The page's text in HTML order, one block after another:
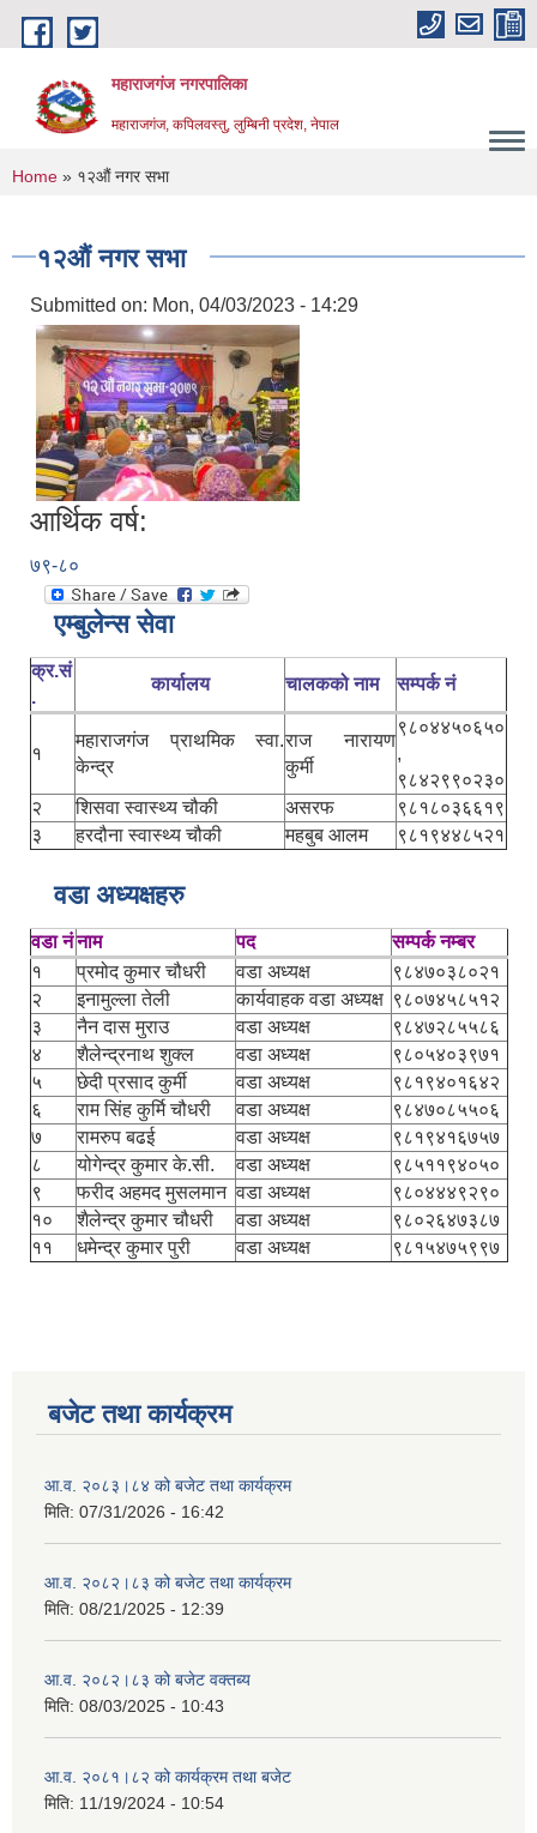
Skip to main content
महाराजगंज नगरपालिका
महाराजगंज, कपिलवस्तु, लुम्बिनी प्रदेश, नेपाल
You are here
Home » १२औं नगर सभा
१२औं नगर सभा
Submitted on: Mon, 04/03/2023 - 14:29
आर्थिक वर्ष:
७९-८०
एम्बुलेन्स सेवा
क्र.सं
.
कार्यालय चालकको नाम सम्पर्क नं
१
महाराजगंज प्राथमिक स्वा.
केन्द्र
राज नारायण
कुर्मी
९८०४४५०६५०
,
९८४२९९०२३०
२
शिसवा स्वास्थ्य चौकी असरफ
९८१८०३६६१९
३
हरदौना स्वास्थ्य चौकी महबुब आलम ९८१९४४८५२१
वडा अध्यक्षहरु
वडा नंनाम पद
सम्पर्क नम्बर
१
प्रमोद कुमार चौधरी वडा अध्यक्ष
९८४७०३८०२१
२
इनामुल्ला तेली कार्यवाहक वडा अध्यक्ष ९८०७४५८५१२
३
नैन दास मुराउ वडा अध्यक्ष
९८४७२८५५८६
४
शैलेन्द्रनाथ शुक्ल वडा अध्यक्ष
९८०५४०३९७१
५
छेदी प्रसाद कुर्मी वडा अध्यक्ष
९८१९४०१६४२
६
राम सिंह कुर्मि चौधरी वडा अध्यक्ष
९८४७०८५५०६
७
रामरुप बढई वडा अध्यक्ष
९८१९४१६७५७
८
योगेन्द्र कुमार के.सी. वडा अध्यक्ष
९८५११९४०५०
९
फरीद अहमद मुसलमान वडा अध्यक्ष
९८०४४४९२९०
१०
शैलेन्द्र कुमार चौधरी वडा अध्यक्ष
९८०२६४७३८७
११
धमेन्द्र कुमार पुरी वडा अध्यक्ष ९८१५४७५९९७
बजेट तथा कार्यक्रम
आ.व. २०८३।८४ को बजेट तथा कार्यक्रम
मिति: 07/31/2026 - 16:42
आ.व. २०८२।८३ को बजेट तथा कार्यक्रम
मिति: 08/21/2025 - 12:39
आ.व. २०८२।८३ को बजेट वक्तब्य
मिति: 08/03/2025 - 10:43
आ.व. २०८१।८२ को कार्यक्रम तथा बजेट
मिति: 11/19/2024 - 10:54